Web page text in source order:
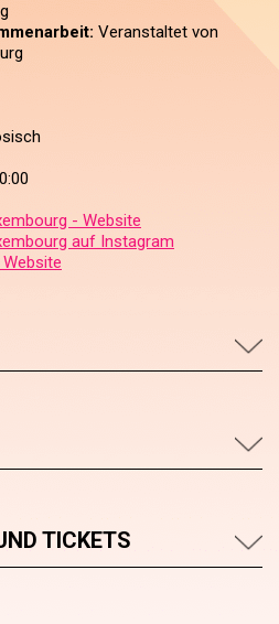
Veranstaltet von
- Website
auf Instagram
TICKETS